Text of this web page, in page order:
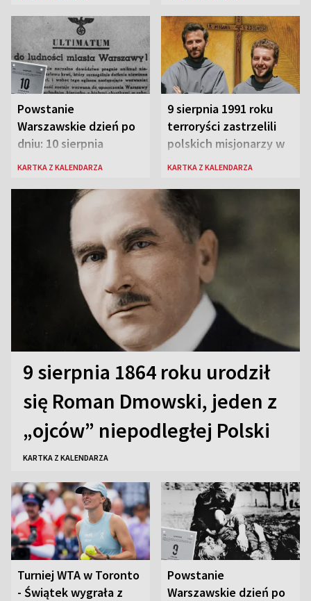
Powstanie
Warszawskie dzień po
dniu: 10 sierpnia
KARTKA Z KALENDARZA
9 sierpnia 1991 roku
terroryści zastrzelili
polskich misjonarzy w
Peru
KARTKA Z KALENDARZA
9 sierpnia 1864 roku urodził
się Roman Dmowski, jeden z
„ojców” niepodległej Polski
KARTKA Z KALENDARZA
Turniej WTA w Toronto
- Świątek wygrała z
Powstanie
Warszawskie dzień po